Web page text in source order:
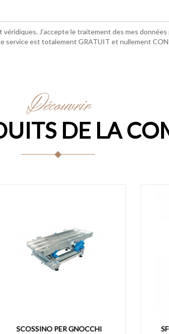
J’accepte le traitement des mes
service est totalement GRATUIT et nullement
Découvrir
DE LA
SFOGLIATRICE MOD.